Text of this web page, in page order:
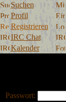
Suchen
Profil
Registrieren
IRC Chat
Kalender
Passwort: